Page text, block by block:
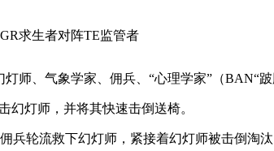
求生者对阵TE监管者
师、气象学家、佣兵、“心理学家”（BAN“
幻灯师，并将其快速击倒送椅。
兵轮流救下幻灯师，紧接着幻灯师被击倒淘汰